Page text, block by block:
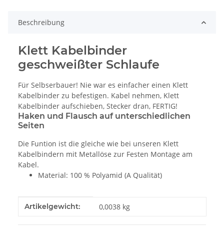
Beschreibung
Klett Kabelbinder
geschweißter Schlaufe
Für Selbserbauer! Nie war es einfacher einen Klett
Kabelbinder zu befestigen. Kabel nehmen, Klett
Kabelbinder aufschieben, Stecker dran, FERTIG!
Haken und Flausch auf unterschiedlichen
Seiten
Die Funtion ist die gleiche wie bei unseren Klett
Kabelbindern mit Metallöse zur Festen Montage am
Kabel.
Material: 100 % Polyamid (A Qualität)
Produkteigenschaft
Wert
Artikelgewicht: 0,0038 kg